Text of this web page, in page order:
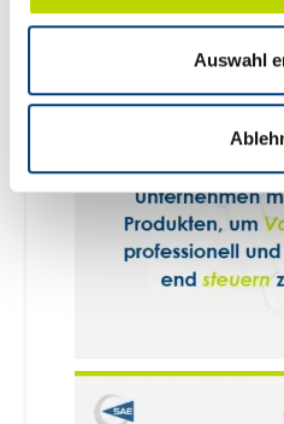
Datenschutz nach EU-
das Risiko, dass US-
bestehende Klagemöglichkeit
Auswahl